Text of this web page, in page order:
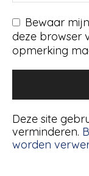
Bewaar
deze browser
opmerking
Deze site
verminderen.
worden